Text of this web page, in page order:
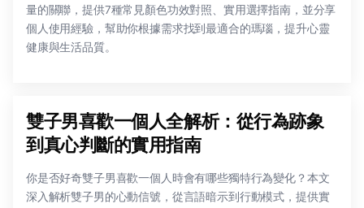
量的關聯，提供7種常見顏色功效對照、實用選擇指南，並分享
個人使用經驗，幫助你根據需求找到最適合的瑪瑙，提升心靈
健康與生活品質。
雙子男喜歡一個人全解析：從行為跡象
到真心判斷的實用指南
你是否好奇雙子男喜歡一個人時會有哪些獨特行為變化？本文
深入解析雙子男的心動信號，從言語暗示到行動模式，提供實